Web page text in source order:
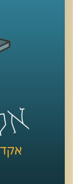
מלחמת
הצטרפו
מרתקת
התיכון,
ובנוסף, ניתוח
הישראלי-